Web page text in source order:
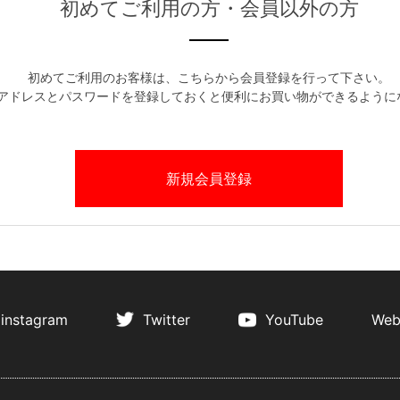
初めてご利用の方・会員以外の方
初めてご利用のお客様は、こちらから会員登録を行って下さい。
ドレスとパスワードを登録しておくと便利にお買い物ができるように
instagram Twitter YouTube